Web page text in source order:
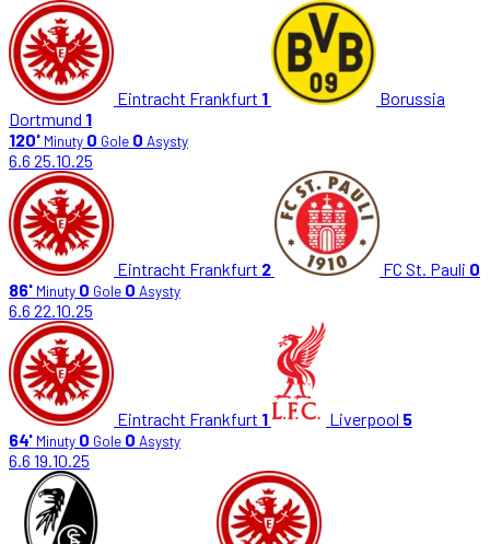
Eintracht Frankfurt 1
Borussia
Dortmund 1
120' Minuty 0 Gole 0 Asysty
6.6 25.10.25
Eintracht Frankfurt 2 FC St. Pauli 0
86' Minuty 0 Gole 0 Asysty
6.6 22.10.25
Eintracht Frankfurt 1 Liverpool 5
64' Minuty 0 Gole 0 Asysty
6.6 19.10.25